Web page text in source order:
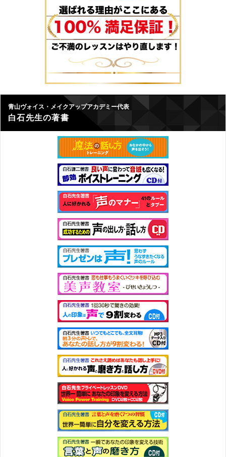
青山ヴォイス・メイクアップアカデミー代表
白石先生の著書